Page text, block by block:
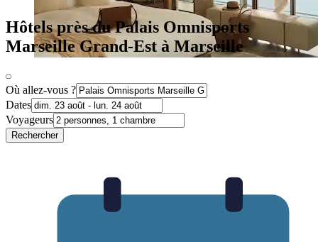
Hôtels près du Palais Omnisports
Marseille Grand-Est à Marseille
Où allez-vous ?
Dates
Voyageurs
Rechercher